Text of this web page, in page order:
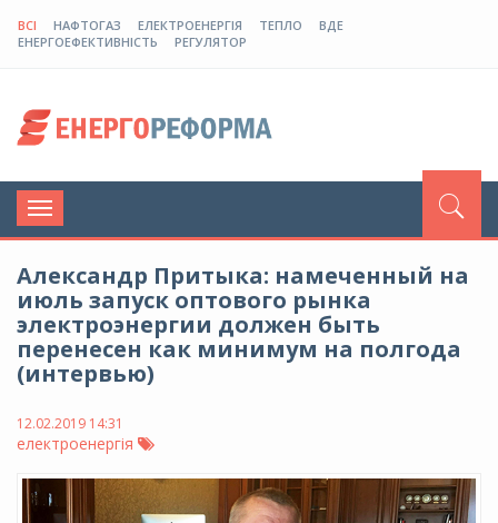
ВСІ НАФТОГАЗ ЕЛЕКТРОЕНЕРГІЯ ТЕПЛО
ВДЕ
ЕНЕРГОЕФЕКТИВНІСТЬ
РЕГУЛЯТОР
Toggle
navigation
Александр Притыка: намеченный на
июль запуск оптового рынка
электроэнергии должен быть
перенесен как минимум на полгода
(интервью)
12.02.2019 14:31
електроенергія